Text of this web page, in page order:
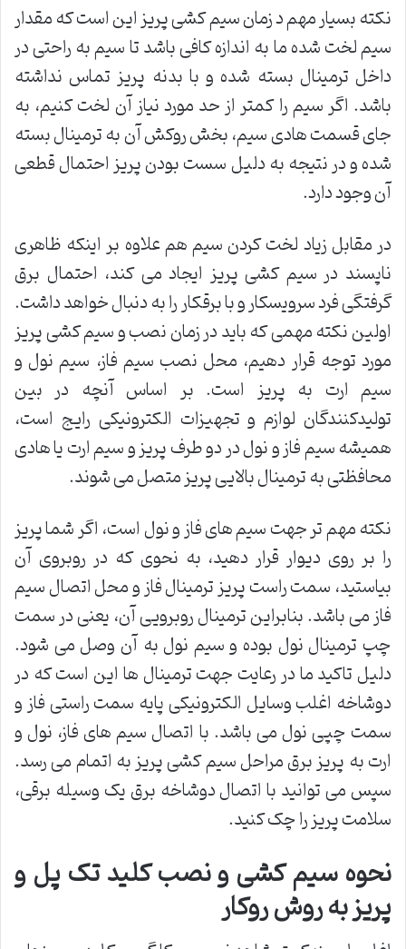
نکته بسیار مهم د زمان سیم کشی پریز این است که مقدار
سیم لخت شده ما به اندازه کافی باشد تا سیم به راحتی در
داخل ترمینال بسته شده و با بدنه پریز تماس نداشته
باشد. اگر سیم را کمتر از حد مورد نیاز آن لخت کنیم، به
جای قسمت هادی سیم، بخش روکش آن به ترمینال بسته
شده و در نتیجه به دلیل سست بودن پریز احتمال قطعی
آن وجود دارد.
در مقابل زیاد لخت کردن سیم هم علاوه بر اینکه ظاهری
ناپسند در سیم کشی پریز ایجاد می کند، احتمال برق
گرفتگی فرد سرویسکار و با برقکار را به دنبال خواهد داشت.
اولین نکته مهمی که باید در زمان نصب و سیم کشی پریز
مورد توجه قرار دهیم، محل نصب سیم فاز، سیم نول و
سیم ارت به پریز است. بر اساس آنچه در بین
تولیدکنندگان لوازم و تجهیزات الکترونیکی رایج است،
همیشه سیم فاز و نول در دو طرف پریز و سیم ارت یا هادی
محافظتی به ترمینال بالایی پریز متصل می شوند.
نکته مهم تر جهت سیم های فاز و نول است، اگر شما پریز
را بر روی دیوار قرار دهید، به نحوی که در روبروی آن
بیاستید، سمت راست پریز ترمینال فاز و محل اتصال سیم
فاز می باشد. بنابراین ترمینال روبرویی آن، یعنی در سمت
چپ ترمینال نول بوده و سیم نول به آن وصل می شود.
دلیل تاکید ما در رعایت جهت ترمینال ها این است که در
دوشاخه اغلب وسایل الکترونیکی پایه سمت راستی فاز و
سمت چپی نول می باشد. با اتصال سیم های فاز، نول و
ارت به پریز برق مراحل سیم کشی پریز به اتمام می رسد.
سپس می توانید با اتصال دوشاخه برق یک وسیله برقی،
سلامت پریز را چک کنید.
نحوه سیم کشی و نصب کلید تک پل و
پریز به روش روکار